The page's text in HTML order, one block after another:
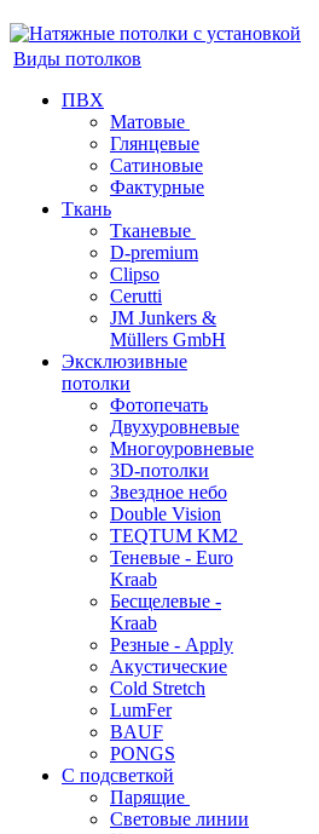
Виды потолков
ПВХ
Матовые
Глянцевые
Сатиновые
Фактурные
Ткань
Тканевые
D-premium
Clipso
Cerutti
JM Junkers &
Müllers GmbH
Эксклюзивные
потолки
Фотопечать
Двухуровневые
Многоуровневые
3D-потолки
Звездное небо
Double Vision
TEQTUM KM2
Теневые - Euro
Kraab
Бесщелевые -
Kraab
Резные - Apply
Акустические
Cold Stretch
LumFer
BAUF
PONGS
С подсветкой
Парящие
Световые линии